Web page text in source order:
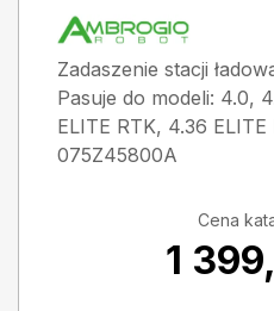
Zadaszenie stacji
Pasuje do modeli: 4.0,
ELITE RTK, 4.36 ELITE
075Z45800A
Cena
1